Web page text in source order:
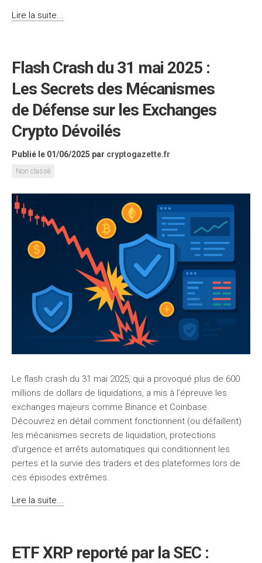
Lire la suite...
Flash Crash du 31 mai 2025 :
Les Secrets des Mécanismes
de Défense sur les Exchanges
Crypto Dévoilés
Publié le 01/06/2025 par cryptogazette.fr
Non classé
Le flash crash du 31 mai 2025, qui a provoqué plus de 600
millions de dollars de liquidations, a mis à l’épreuve les
exchanges majeurs comme Binance et Coinbase.
Découvrez en détail comment fonctionnent (ou défaillent)
les mécanismes secrets de liquidation, protections
d’urgence et arrêts automatiques qui conditionnent les
pertes et la survie des traders et des plateformes lors de
ces épisodes extrêmes.
Lire la suite...
ETF XRP reporté par la SEC :